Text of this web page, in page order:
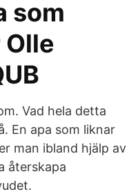
som
Vad hela detta
En apa som liknar
man ibland hjälp av
återskapa